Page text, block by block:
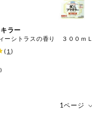
ラー
ーシトラスの香り ３００ｍＬ
( 1 )